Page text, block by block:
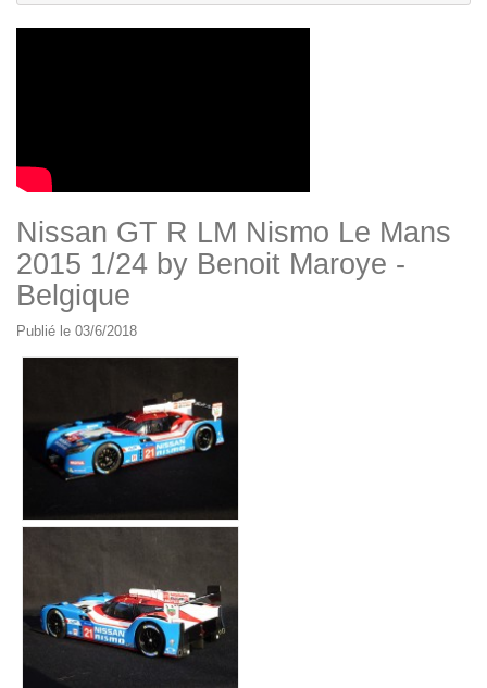
Nissan GT R LM Nismo Le Mans
2015 1/24 by Benoit Maroye -
Belgique
Publié le 03/6/2018